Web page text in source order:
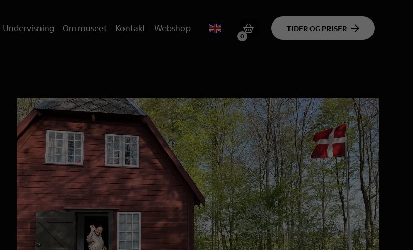
Undervisning Om museet Kontakt Webshop
0
TIDER OG PRISER